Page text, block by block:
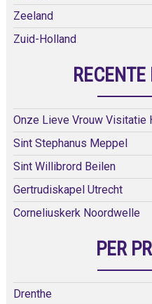
Zeeland
Zuid-Holland
Onze Lieve Vrouw Visitatie
Sint Stephanus Meppel
Sint Willibrord Beilen
Gertrudiskapel Utrecht
Corneliuskerk Noordwelle
PER
Drenthe